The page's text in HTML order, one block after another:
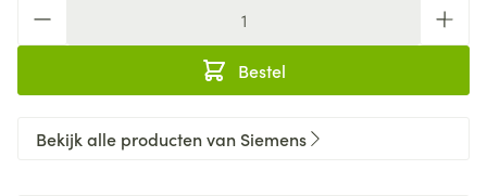
Bestel
Bekijk alle producten van Siemens